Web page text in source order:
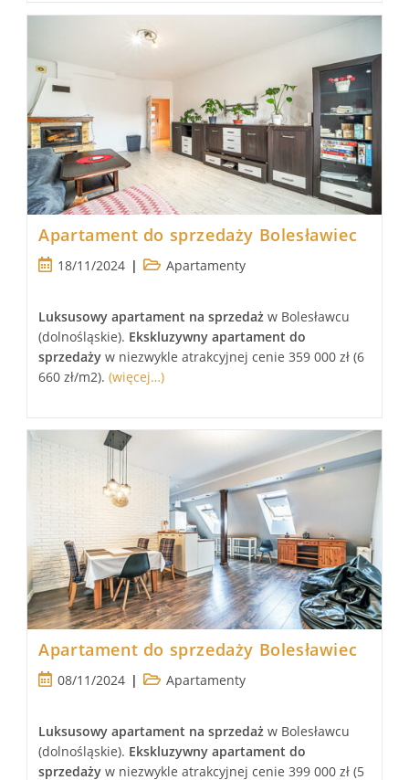
Apartament do sprzedaży Bolesławiec
Post18/11/2024
PostApartamenty
Luksusowy apartament na sprzedaż w Bolesławcu
(dolnośląskie). Ekskluzywny apartament do
sprzedaży w niezwykle atrakcyjnej cenie 359 000 zł (6
660 zł/m2).(więcej…)
Apartament do sprzedaży Bolesławiec
Post08/11/2024
PostApartamenty
Luksusowy apartament na sprzedaż w Bolesławcu
(dolnośląskie). Ekskluzywny apartament do
sprzedaży w niezwykle atrakcyjnej cenie 399 000 zł (5